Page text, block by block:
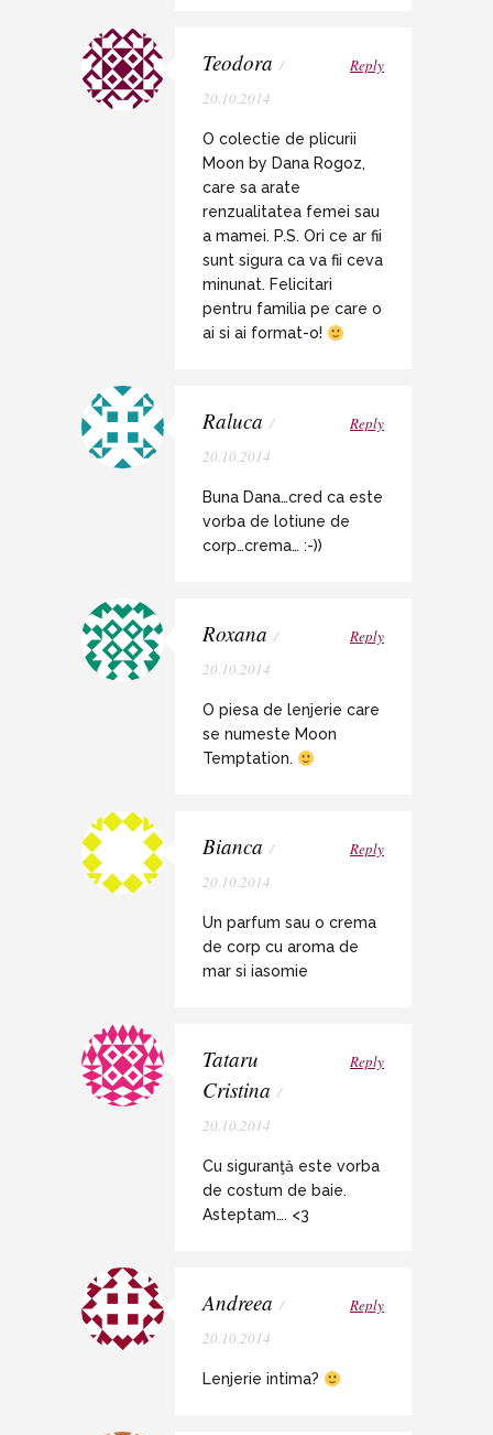
Teodora /
20.10.2014
Reply
O colectie de plicurii
Moon by Dana Rogoz,
care sa arate
renzualitatea femei sau
a mamei. P.S. Ori ce ar fii
sunt sigura ca va fii ceva
minunat. Felicitari
pentru familia pe care o
ai si ai format-o!
Raluca /
20.10.2014
Reply
Buna Dana…cred ca este
vorba de lotiune de
corp…crema… :-))
Roxana /
20.10.2014
Reply
O piesa de lenjerie care
se numeste Moon
Temptation.
Bianca /
20.10.2014
Reply
Un parfum sau o crema
de corp cu aroma de
mar si iasomie
Tataru
Cristina /
20.10.2014
Reply
Cu siguranţă este vorba
de costum de baie.
Asteptam…. <3
Andreea /
20.10.2014
Reply
Lenjerie intima?